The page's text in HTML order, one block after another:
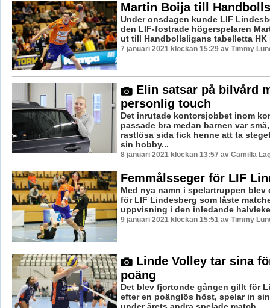
Martin Boija till
Under onsdagen kunde LIF
den LIF-fostrade högerspelaren
ut till Handbollsligans tabelletta HK
7 januari 2021 klockan 15:29 av Timmy
Elin satsar på bilvård
personlig touch
Det inrutade kontorsjobbet inom
passade bra medan barnen var
rastlösa sida fick henne att ta
sin hobby...
8 januari 2021 klockan 13:57 av Camilla
Femmålsseger för LIF
Med nya namn i spelartruppen blev
för LIF Lindesberg som låste
uppvisning i den inledande
9 januari 2021 klockan 15:51 av Timmy
Linde Volley tar sina
poäng
Det blev fjortonde gången gillt för
efter en poänglös höst, spelar in
under årets andra spelade match. ...